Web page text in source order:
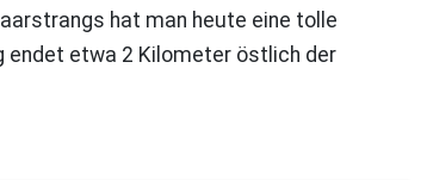
hat man heute eine tolle
endet etwa 2 Kilometer östlich der